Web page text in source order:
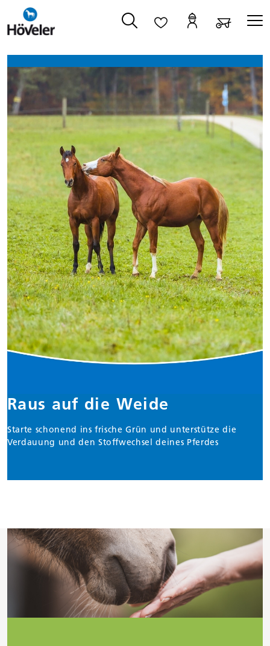
springen
Raus auf die Weide
Starte schonend ins frische Grün und unterstütze die
Verdauung und den Stoffwechsel deines Pferdes